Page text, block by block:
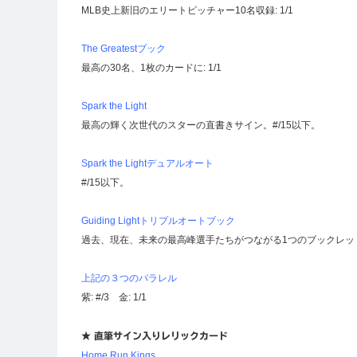
MLB史上新旧のエリートピッチャー10名収録: 1/1
The Greatestブック
最高の30名、1枚のカードに: 1/1
Spark the Light
最高の輝く次世代のスターの直書きサイン。#/15以下。
Spark the Lightデュアルオート
#/15以下。
Guiding Lightトリプルオートブック
過去、現在、未来の最高峰選手たちがつながる1つのブックレ
上記の３つのパラレル
紫: #/3 金: 1/1
★ 直筆サイン入りレリックカード